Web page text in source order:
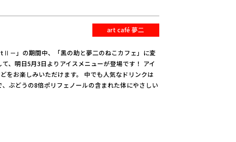
art café 夢二
－」の期間中、「黑の助と夢二のねこカフェ」に変
、明日5月3日よりアイスメニューが登場です！ アイ
をお楽しみいただけます。 中でも人気なドリンクは
ぶどうの8倍ポリフェノールの含まれた体にやさしい